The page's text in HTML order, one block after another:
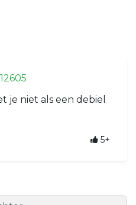
je niet als een debiel
5+